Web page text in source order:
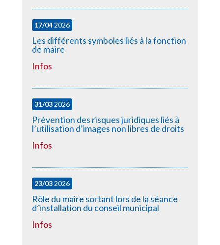
17/042026
Les différents symboles liés à la fonction
de maire
Infos
31/032026
Prévention des risques juridiques liés à
l’utilisation d’images non libres de droits
Infos
23/032026
Rôle du maire sortant lors de la séance
d’installation du conseil municipal
Infos